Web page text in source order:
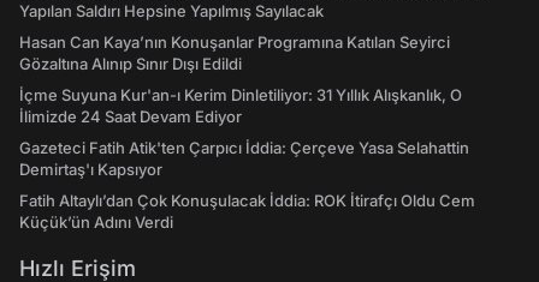
Yapılan Saldırı Hepsine Yapılmış Sayılacak
Hasan Can Kaya’nın Konuşanlar Programına Katılan Seyirci
Gözaltına Alınıp Sınır Dışı Edildi
İçme Suyuna Kur'an-ı Kerim Dinletiliyor: 31 Yıllık Alışkanlık, O
İlimizde 24 Saat Devam Ediyor
Gazeteci Fatih Atik'ten Çarpıcı İddia: Çerçeve Yasa Selahattin
Demirtaş'ı Kapsıyor
Fatih Altaylı’dan Çok Konuşulacak İddia: ROK İtirafçı Oldu Cem
Küçük’ün Adını Verdi
Hızlı Erişim